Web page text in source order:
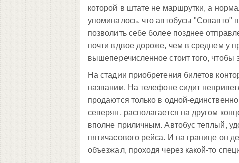
которой в штате не маршрутки, а
упоминалось, что автобусы "Совавто"
позволить себе более позднее
почти вдвое дороже, чем в среднем у
вышеперечисленное стоит того, чтобы
На стадии приобретения билетов
названии. На телефоне сидит
продаются только в одной-
северян, располагается на другом
вполне приличным. Автобус теплый,
пятичасового рейса. И на границе он
объезжал, проходя через какой-то